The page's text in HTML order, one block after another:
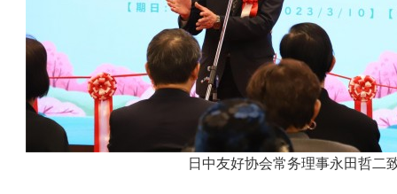
日中友好协会常务理事永田哲二